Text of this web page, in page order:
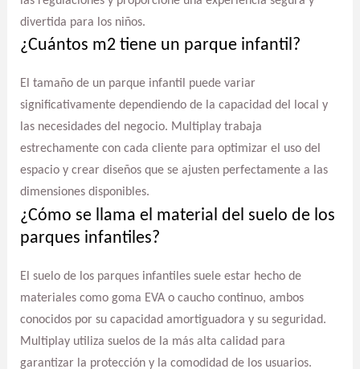
divertida para los niños.
¿Cuántos m2 tiene un parque infantil?
El tamaño de un parque infantil puede variar
significativamente dependiendo de la capacidad del local y
las necesidades del negocio. Multiplay trabaja
estrechamente con cada cliente para optimizar el uso del
espacio y crear diseños que se ajusten perfectamente a las
dimensiones disponibles.
¿Cómo se llama el material del suelo de los
parques infantiles?
El suelo de los parques infantiles suele estar hecho de
materiales como goma EVA o caucho continuo, ambos
conocidos por su capacidad amortiguadora y su seguridad.
Multiplay utiliza suelos de la más alta calidad para
garantizar la protección y la comodidad de los usuarios.